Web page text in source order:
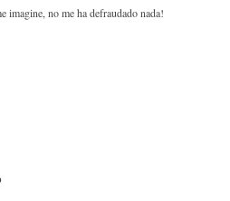
imagine, no me ha defraudado nada!